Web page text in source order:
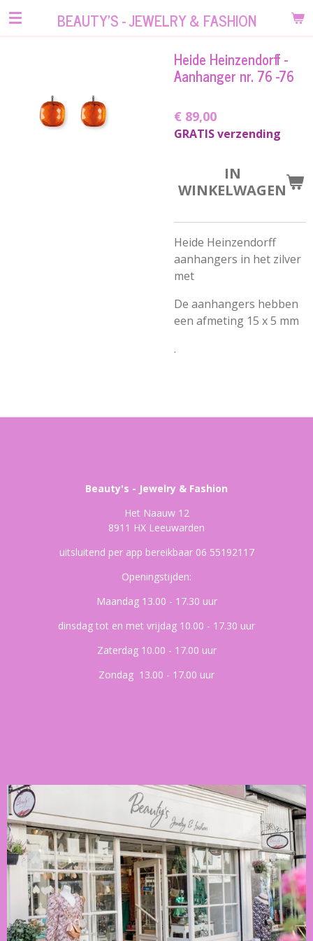
Ga
BEAUTY'S - JEWELRY & FASHION
Heide Heinzendorff -
Aanhanger nr. 76 -76
€ 89,00
GRATIS verzending
IN
WINKELWAGEN
Heide Heinzendorff
aanhangers in het zilver
met
De aanhangers hebben
een afmeting 15 x 5 mm
.
Beauty's - Jewelry & Fashion
Het Naauw 12
8911 HX Leeuwarden
uitsluitend per app bereikbaar 06 55192117
Openingstijden:
Maandag 13.00 - 17.30 uur
dinsdag tot en met vrijdag 10.00 - 17.30 uur
Zaterdag 10.00 - 17.00 uur
Zondag 13.00 - 17.00 uur